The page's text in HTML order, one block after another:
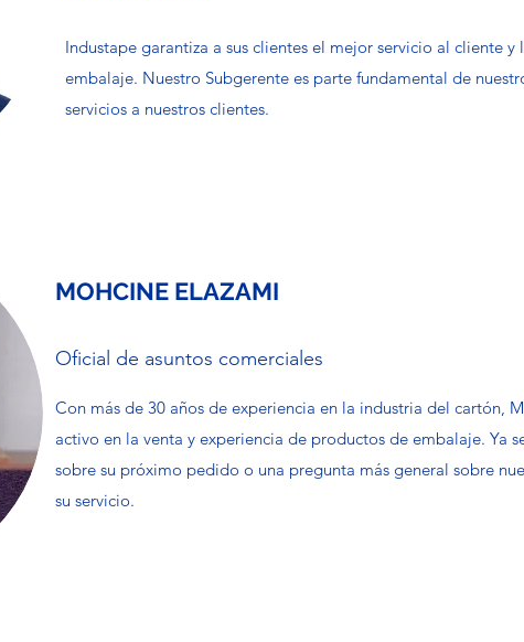
Industape garantiza a sus clientes el mejor servicio al cliente
embalaje. Nuestro Subgerente es parte fundamental de
servicios a nuestros clientes.
MOHCINE ELAZAMI
Oficial de asuntos comerciales
Con más de 30 años de experiencia en la industria del cartón,
activo en la venta y experiencia de productos de embalaje. Ya
sobre su próximo pedido o una pregunta más general sobre
su servicio.